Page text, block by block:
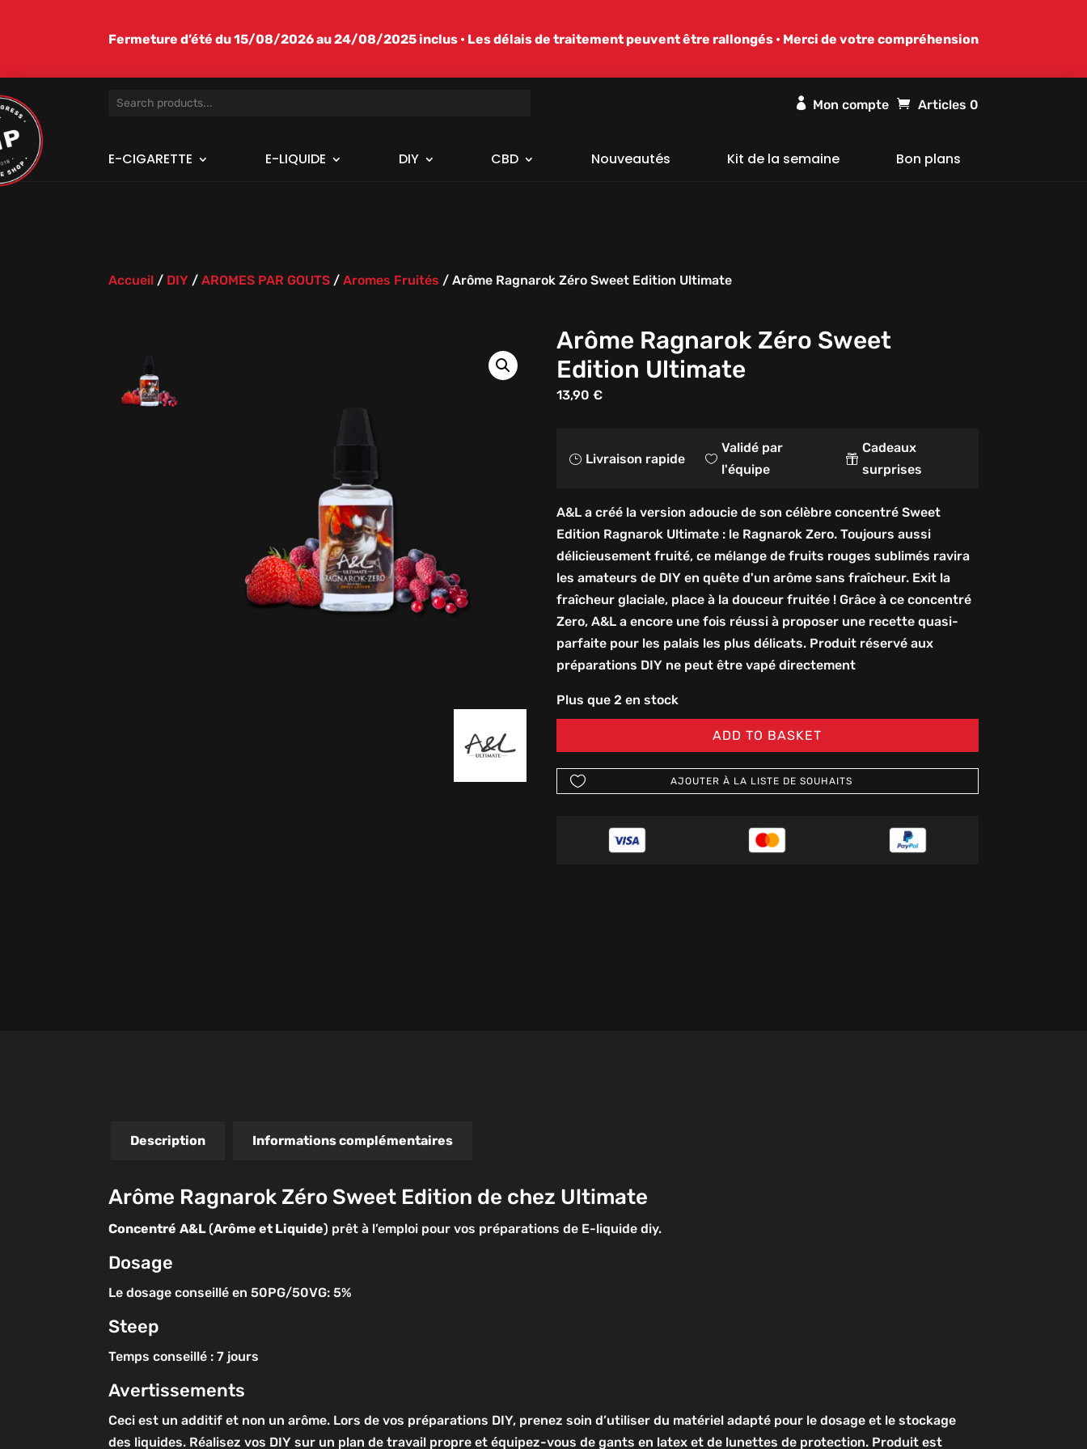
Fermeture d’été du 15/08/2026 au 24/08/2025 inclus • Les délais de traitement peuvent être rallongés • Merci de votre compréhension
 Articles 0
E-CIGARETTE E-LIQUIDE DIY CBD Nouveautés Kit de la semaine Bon plans
Accueil / DIY /AROMES PAR GOUTS /Aromes Fruités /Arôme Ragnarok Zéro Sweet Edition Ultimate
Arôme Ragnarok Zéro Sweet
Edition Ultimate
13,90€
} Livraison rapide 
Validé par
l'équipe

Cadeaux
surprises
A&L a créé la version adoucie de son célèbre concentré Sweet
Edition Ragnarok Ultimate : le Ragnarok Zero. Toujours aussi
délicieusement fruité, ce mélange de fruits rouges sublimés ravira
les amateurs de DIY en quête d'un arôme sans fraîcheur. Exit la
fraîcheur glaciale, place à la douceur fruitée ! Grâce à ce concentré
Zero, A&L a encore une fois réussi à proposer une recette quasi-
parfaite pour les palais les plus délicats. Produit réservé aux
préparations DIY ne peut être vapé directement
Plus que 2 en stock
ADD TO BASKET
AJOUTER À LA LISTE DE SOUHAITS
Description Informations complémentaires
Arôme Ragnarok Zéro Sweet Edition de chez Ultimate
Concentré A&L(Arôme et Liquide) prêt à l’emploi pour vos préparations de E-liquide diy.
Dosage
Le dosage conseillé en 50PG/50VG: 5%
Steep
Temps conseillé : 7 jours
Avertissements
Ceci est un additif et non un arôme. Lors de vos préparations DIY, prenez soin d’utiliser du matériel adapté pour le dosage et le stockage
des liquides. Réalisez vos DIY sur un plan de travail propre et équipez-vous de gants en latex et de lunettes de protection. Produit est